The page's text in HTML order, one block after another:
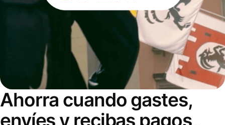
Ahorra cuando gastes,
envíes y recibas pagos